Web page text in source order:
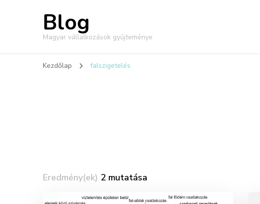
Blog
Magyar vállalkozások gyűjteménye
Kezdőlap falszigetelés
Eredmény(ek) 2 mutatása